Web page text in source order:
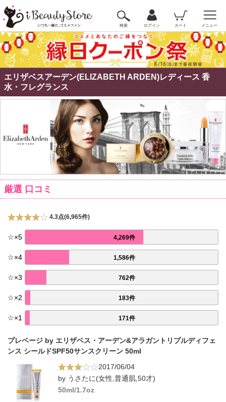
検索 ログイン カート メニュー
エリザベスアーデン(ELIZABETH ARDEN)レディース 香
水・フレグランス
厳選 口コミ
4.3点(6,965件)
☆×5 4,269件
☆×4 1,586件
☆×3 762件
☆×2 183件
☆×1 171件
プレベージ by エリザベス・アーデン&アラガントリプルディフェ
ンス シールドSPF50サンスクリーン 50ml
2017/06/04
by うさたに(女性,普通肌,50才)
50ml/1.7oz